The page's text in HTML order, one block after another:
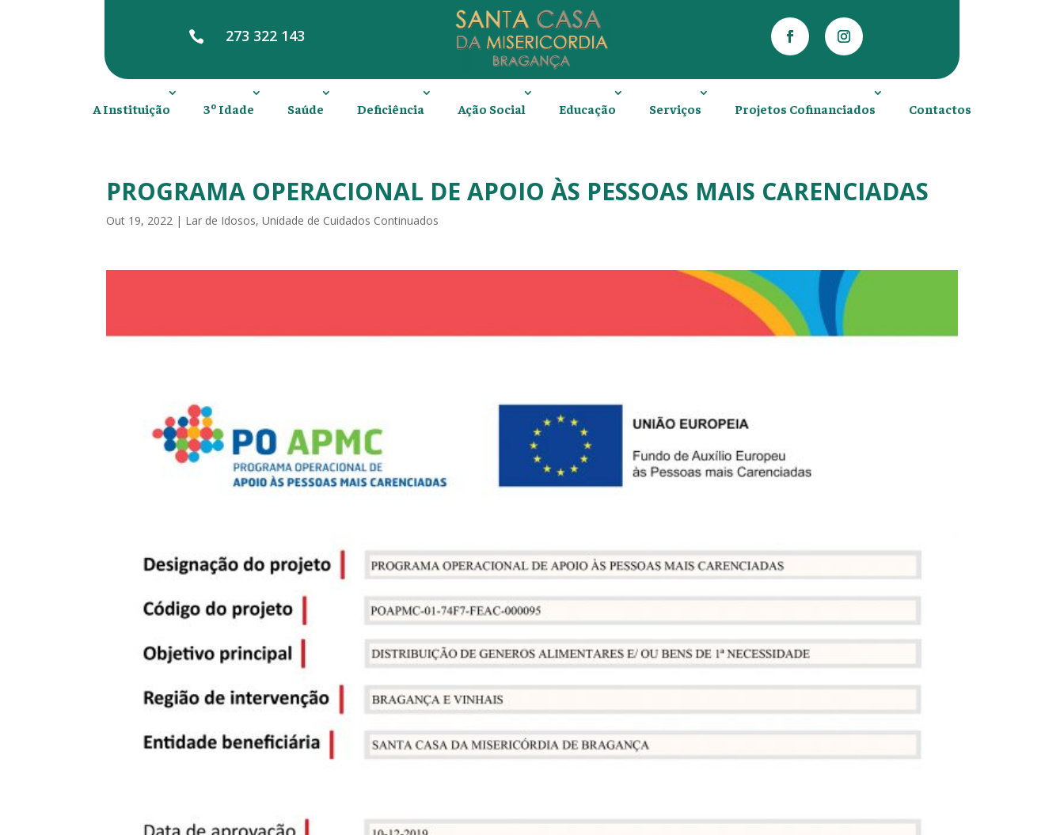
 273 322 143
A Instituição 3º Idade Saúde Deficiência Ação Social Educação Serviços Projetos Cofinanciados Contactos
PROGRAMA OPERACIONAL DE APOIO ÀS PESSOAS MAIS CARENCIADAS
Out 19, 2022 | Lar de Idosos,Unidade de Cuidados Continuados